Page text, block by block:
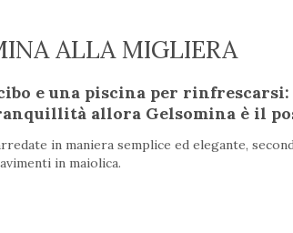
ALLA MIGLIERA
e una piscina per
allora Gelsomina è il
in maniera semplice ed elegante,
in maiolica.